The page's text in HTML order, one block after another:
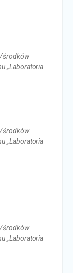
środków
„Laboratoria
środków
„Laboratoria
środków
„Laboratoria